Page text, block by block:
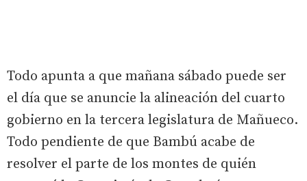
Todo apunta a que mañana sábado puede ser
el día que se anuncie la alineación del cuarto
gobierno en la tercera legislatura de Mañueco.
Todo pendiente de que Bambú acabe de
resolver el parte de los montes de quién